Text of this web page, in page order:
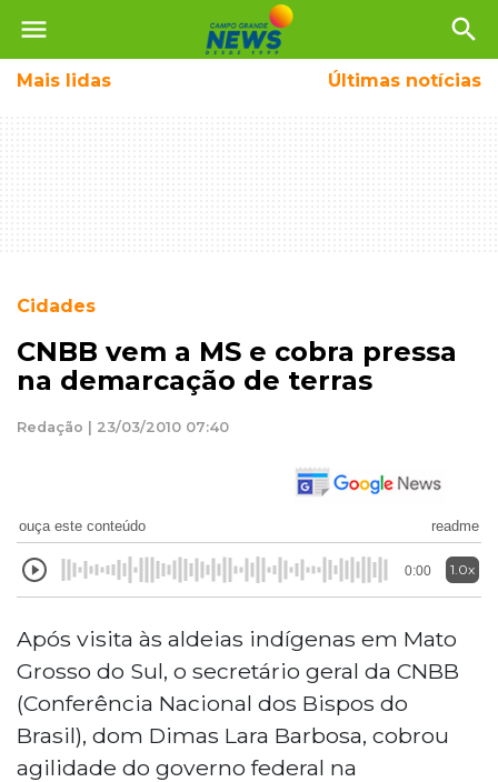
menu search
Mais lidas Últimas notícias
Cidades
CNBB vem a MS e cobra pressa
na demarcação de terras
Redação | 23/03/2010 07:40
ouça este conteúdo readme
0:00 1.0x
Após visita às aldeias indígenas em Mato
Grosso do Sul, o secretário geral da CNBB
(Conferência Nacional dos Bispos do
Brasil), dom Dimas Lara Barbosa, cobrou
agilidade do governo federal na